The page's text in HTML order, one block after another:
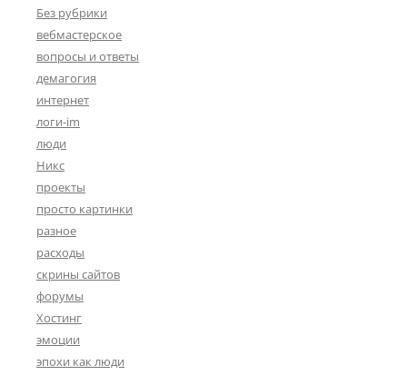
Без рубрики
вебмастерское
вопросы и ответы
демагогия
интернет
логи-im
люди
Никс
проекты
просто картинки
разное
расходы
скрины сайтов
форумы
Хостинг
эмоции
эпохи как люди